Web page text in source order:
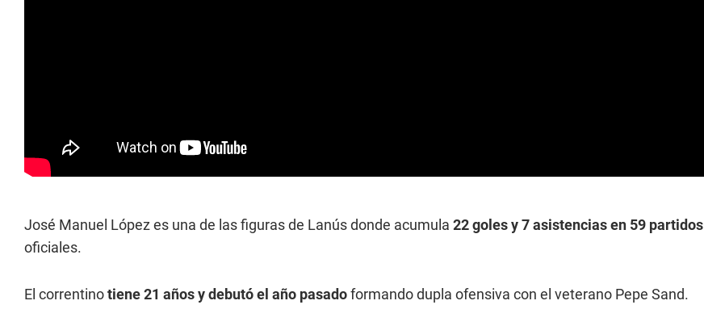
José Manuel López es una de las figuras de Lanús donde acumula 22 goles y 7 asistencias en 59 partidos
oficiales.
El correntinotiene 21 años y debutó el año pasadoformando dupla ofensiva con el veterano Pepe Sand.